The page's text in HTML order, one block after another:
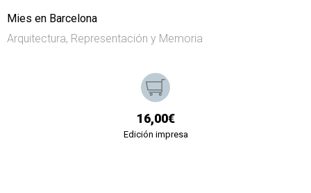
Mies en Barcelona
Arquitectura, Representación y Memoria
16,00€
Edición impresa